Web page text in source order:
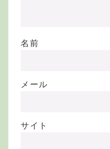
名前
メール
サイト